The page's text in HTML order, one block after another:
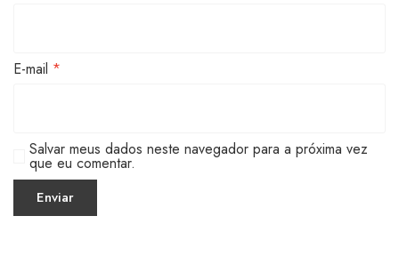
E-mail *
Salvar meus dados neste navegador para a próxima vez
que eu comentar.